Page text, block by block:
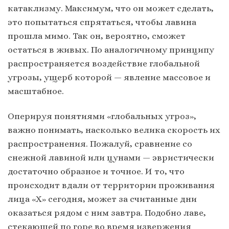
катаклизму. Максимум, что он может сделать,
это попытаться спрятаться, чтобы лавина
прошла мимо. Так он, вероятно, сможет
остаться в живых. По аналогичному принципу
распространяется воздействие глобальной
угрозы, ущерб которой — явление массовое и
масштабное.
Оперируя понятиями «глобальных угроз»,
важно понимать, насколько велика скорость их
распространения. Пожалуй, сравнение со
снежной лавиной или цунами — эвристически
достаточно образное и точное. И то, что
происходит вдали от территории проживания
лица «Х» сегодня, может за считанные дни
оказаться рядом с ним завтра. Подобно лаве,
стекающей по горе во время извержения